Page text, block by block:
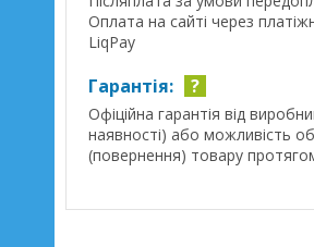
Оплата на сайті через
LiqPay
Гарантія: ?
Офіційна гарантія від
наявності) або можливість
(повернення) товару